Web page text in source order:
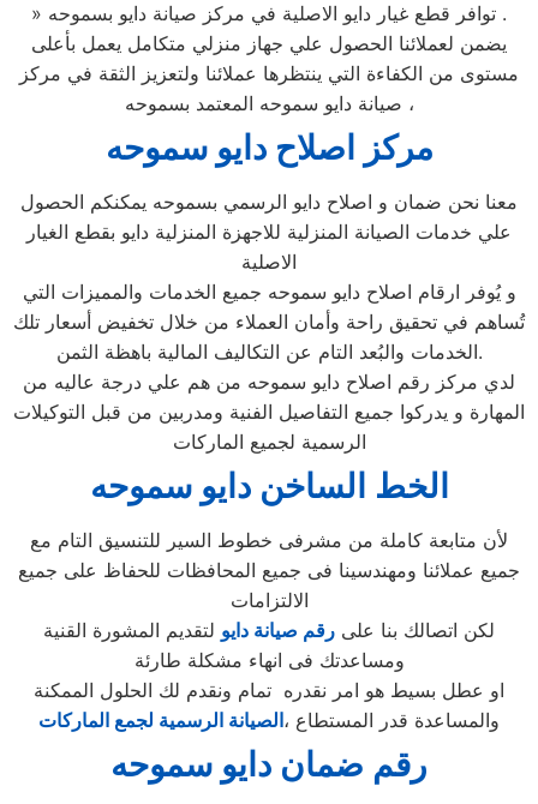
» توافر قطع غيار دايو الاصلية في مركز صيانة دايو بسموحه .
يضمن لعملائنا الحصول علي جهاز منزلي متكامل يعمل بأعلى
مستوى من الكفاءة التي ينتظرها عملائنا ولتعزيز الثقة في مركز
صيانة دايو سموحه المعتمد بسموحه ،
مركز اصلاح دايو سموحه
معنا نحن ضمان و اصلاح دايو الرسمي بسموحه يمكنكم الحصول
علي خدمات الصيانة المنزلية للاجهزة المنزلية دايو بقطع الغيار
الاصلية
و يُوفر ارقام اصلاح دايو سموحه جميع الخدمات والمميزات التي
تُساهم في تحقيق راحة وأمان العملاء من خلال تخفيض أسعار تلك
الخدمات والبُعد التام عن التكاليف المالية باهظة الثمن.
لدي مركز رقم اصلاح دايو سموحه من هم علي درجة عاليه من
المهارة و يدركوا جميع التفاصيل الفنية ومدربين من قبل التوكيلات
الرسمية لجميع الماركات
الخط الساخن دايو سموحه
لأن متابعة كاملة من مشرفى خطوط السير للتنسيق التام مع
جميع عملائنا ومهندسينا فى جميع المحافظات للحفاظ على جميع
الالتزامات
لكن اتصالك بنا على رقم صيانة دايو لتقديم المشورة القنية
ومساعدتك فى انهاء مشكلة طارئة
او عطل بسيط هو امر نقدره تمام ونقدم لك الحلول الممكنة
والمساعدة قدر المستطاع ،الصيانة الرسمية لجمع الماركات
رقم ضمان دايو سموحه